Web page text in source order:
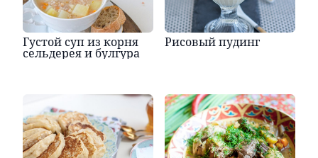
Густой суп из корня
сельдерея и булгура
Рисовый пудинг